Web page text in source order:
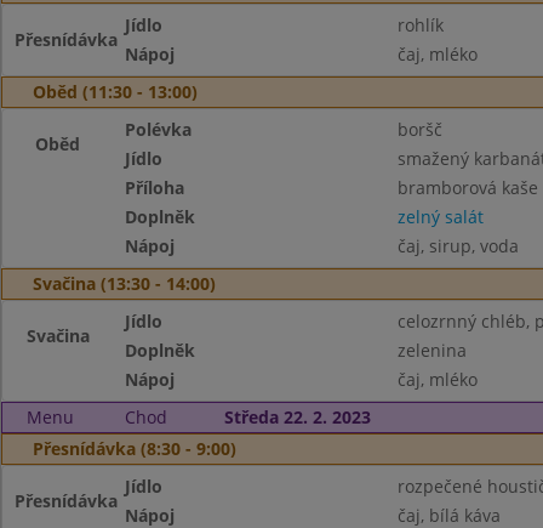
Přesnídávka
Jídlo
rohlík
Nápoj
čaj, mléko
Oběd (11:30 - 13:00)
Oběd
Polévka
boršč
Jídlo
smažený
Příloha
bramborová kaše
Doplněk
zelný salát
Nápoj
čaj, sirup, voda
Svačina (13:30 - 14:00)
Svačina
Jídlo
celozrnný chléb,
Doplněk
zelenina
Nápoj
čaj, mléko
Menu
Chod
Středa 22. 2. 2023
Přesnídávka (8:30 - 9:00)
Přesnídávka
Jídlo
rozpečené
Nápoj
čaj, bílá káva